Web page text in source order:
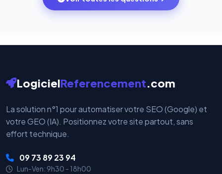
par nos serveurs — elles sont gérées directement et
LogicielReferencement.com
La solution n°1 pour automatiser votre SEO (Google) et
votre GEO (IA). Positionnez votre site partout, sans
effort technique.
09 73 89 23 94
Lun-Ven: 9h30 - 18h00